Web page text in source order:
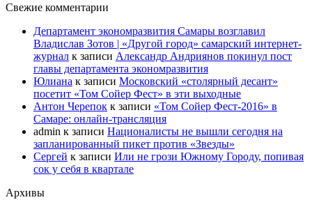
Свежие комментарии
Департамент экономразвития Самары возглавил
Владислав Зотов | «Другой город» самарский интернет-
журнал к записи Александр Андриянов покинул пост
главы департамента экономразвития
Юлиана к записи Московский «столярный десант»
посетит «Том Сойер Фест» в эти выходные
Антон Черепок к записи «Том Сойер Фест-2016» в
Самаре: онлайн-трансляция
admin к записи Националисты не вышли сегодня на
запланированный пикет против «Звезды»
Сергей к записи Или не грози Южному Городу, попивая
сок у себя в квартале
Архивы